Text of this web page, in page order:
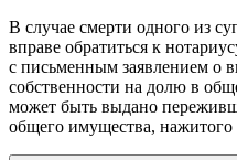
В случае смерти одного из
вправе обратиться к
с письменным заявлением о
собственности на долю в
может быть выдано
общего имущества, нажитого